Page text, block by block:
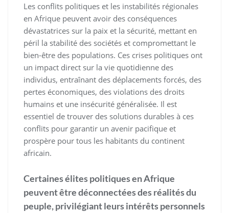
Les conflits politiques et les instabilités régionales
en Afrique peuvent avoir des conséquences
dévastatrices sur la paix et la sécurité, mettant en
péril la stabilité des sociétés et compromettant le
bien-être des populations. Ces crises politiques ont
un impact direct sur la vie quotidienne des
individus, entraînant des déplacements forcés, des
pertes économiques, des violations des droits
humains et une insécurité généralisée. Il est
essentiel de trouver des solutions durables à ces
conflits pour garantir un avenir pacifique et
prospère pour tous les habitants du continent
africain.
Certaines élites politiques en Afrique
peuvent être déconnectées des réalités du
peuple, privilégiant leurs intérêts personnels